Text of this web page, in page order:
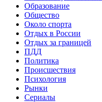
Образование
Общество
Около спорта
Отдых в России
Отдых за границей
ПДД
Политика
Происшествия
Психология
Рынки
Сериалы